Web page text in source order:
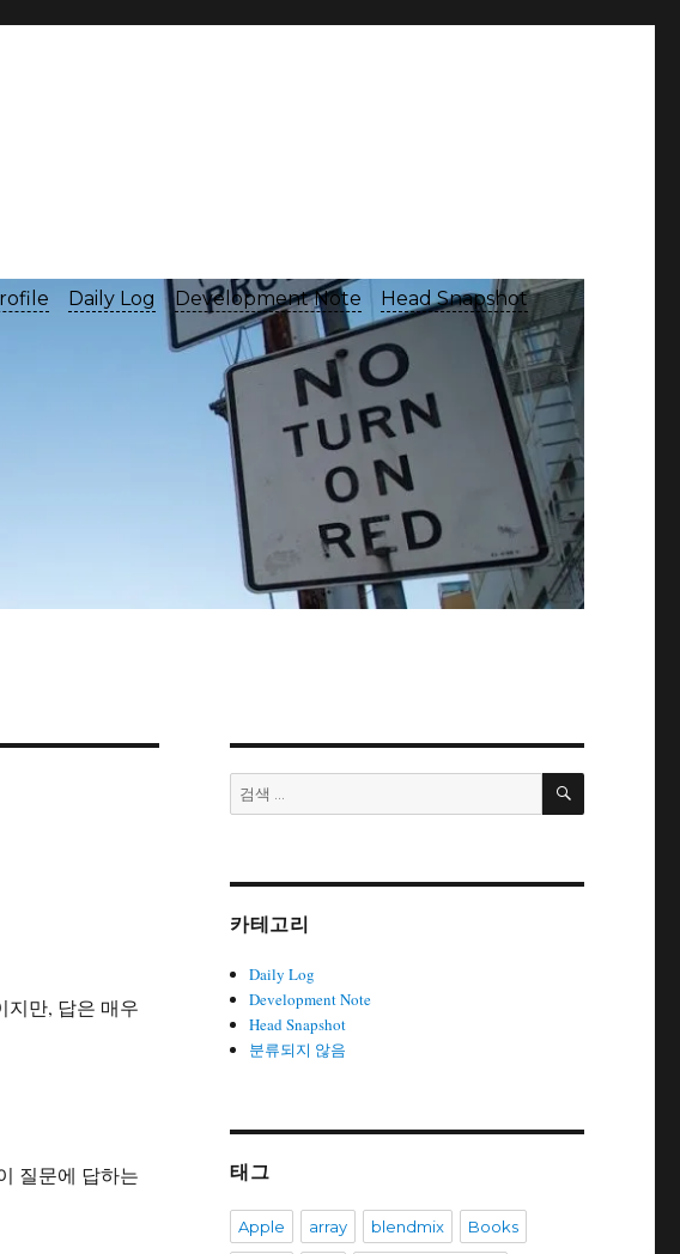
Daily Log Development Note Head Snapshot
지만, 답은 매우
질문에 답하는
검
색:
검
카테고리
Daily Log
Development Note
Head Snapshot
분류되지 않음
태그
Apple array blendmix Books